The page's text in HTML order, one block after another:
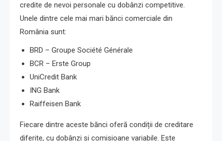
credite de nevoi personale cu dobânzi competitive.
Unele dintre cele mai mari bănci comerciale din
România sunt:
BRD – Groupe Société Générale
BCR – Erste Group
UniCredit Bank
ING Bank
Raiffeisen Bank
Fiecare dintre aceste bănci oferă condiții de creditare
diferite, cu dobânzi și comisioane variabile. Este